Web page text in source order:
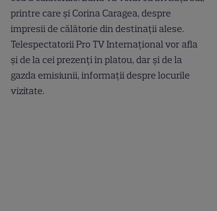
printre care şi Corina Caragea, despre
impresii de călătorie din destinaţii alese.
Telespectatorii Pro TV Internaţional vor afla
şi de la cei prezenţi în platou, dar şi de la
gazda emisiunii, informaţii despre locurile
vizitate.